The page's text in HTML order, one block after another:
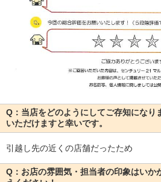
Q：当店をどのようにしてご存知になり
いただけますと幸いです。
引越し先の近くの店舗だったため
Q：お店の雰囲気・担当者の印象はいか